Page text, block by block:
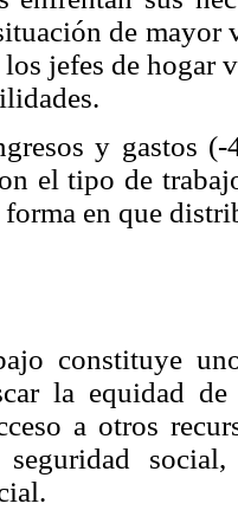
de mayor
jefes de hogar
y gastos
el tipo de
en que
constituye
la equidad de
a otros